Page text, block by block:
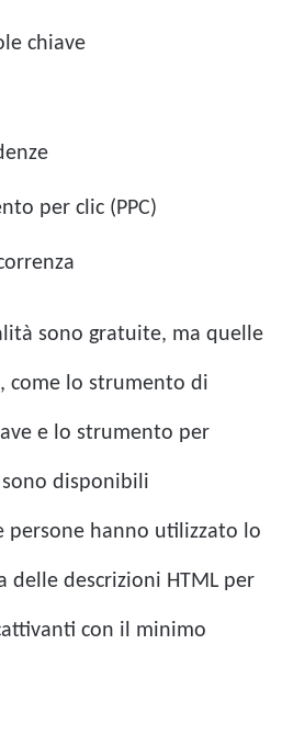
chiave
per clic (PPC)
sono gratuite, ma quelle
come lo strumento di
e lo strumento per
disponibili
hanno utilizzato lo
descrizioni HTML per
con il minimo